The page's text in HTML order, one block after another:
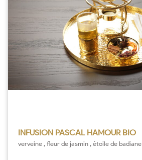
INFUSION PASCAL HAMOUR BIO
verveine , fleur de jasmin , étoile de badiane